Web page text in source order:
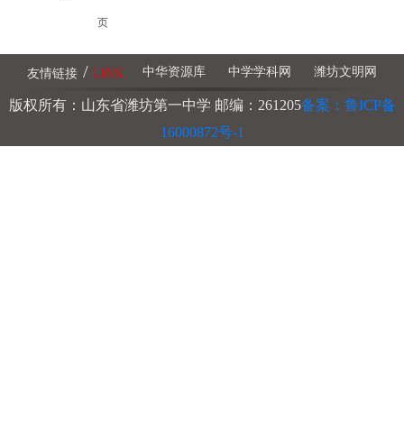
页
友情链接 / LINK 中华资源库 中学学科网 潍坊文明网
版权所有：山东省潍坊第一中学 邮编：261205备案：鲁ICP备
16000872号-1